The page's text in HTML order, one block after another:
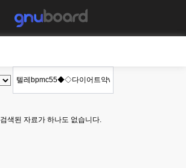
검색된 자료가 하나도 없습니다.